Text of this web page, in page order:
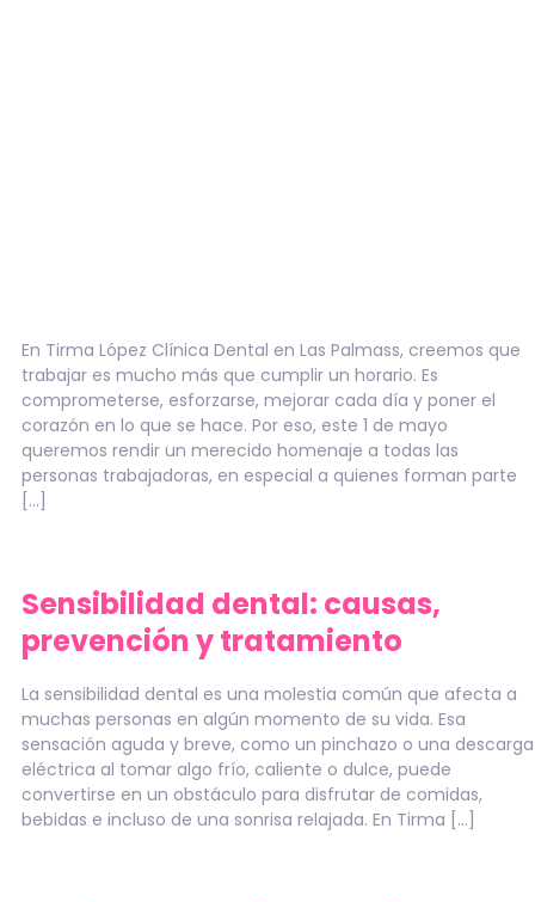
En Tirma López Clínica Dental en Las Palmass, creemos que
trabajar es mucho más que cumplir un horario. Es
comprometerse, esforzarse, mejorar cada día y poner el
corazón en lo que se hace. Por eso, este 1 de mayo
queremos rendir un merecido homenaje a todas las
personas trabajadoras, en especial a quienes forman parte
[…]
Sensibilidad dental: causas,
prevención y tratamiento
La sensibilidad dental es una molestia común que afecta a
muchas personas en algún momento de su vida. Esa
sensación aguda y breve, como un pinchazo o una descarga
eléctrica al tomar algo frío, caliente o dulce, puede
convertirse en un obstáculo para disfrutar de comidas,
bebidas e incluso de una sonrisa relajada. En Tirma […]